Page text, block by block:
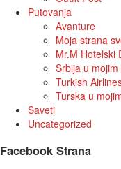
Putovanja
Avanture
Moja strana
Mr.M Hotelski
Srbija u
Turkish
Turska u
Saveti
Uncategorized
Facebook Strana